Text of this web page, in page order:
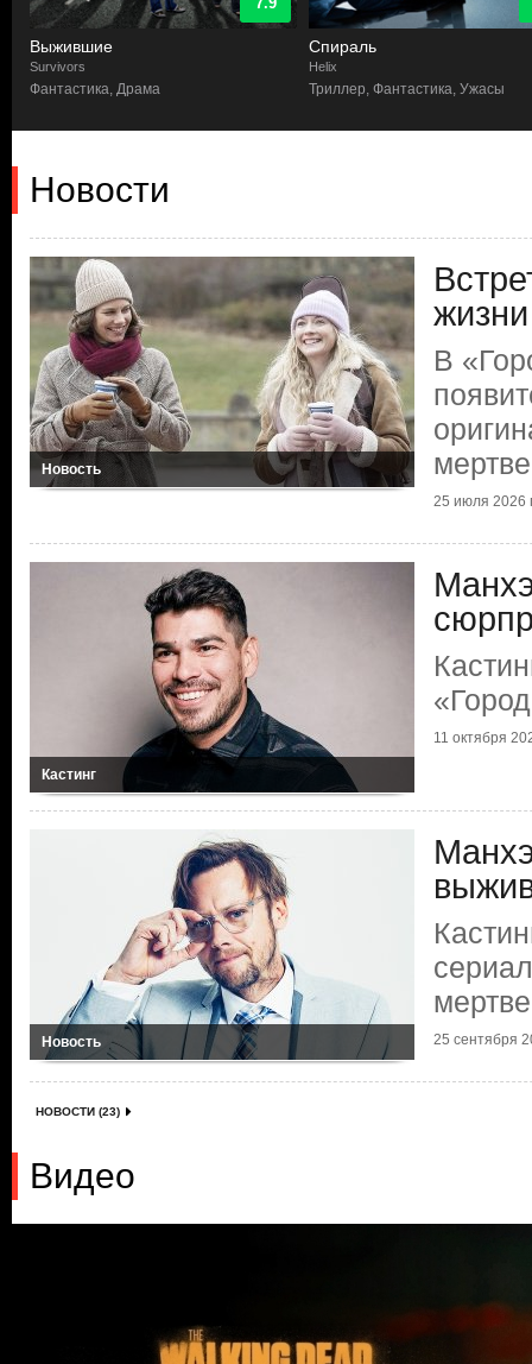
Выжившие
Survivors
Фантастика, Драма
Спираль
Helix
Триллер, Фантастика, Ужасы
Новости
Новость
жизни
В
25 июля 2026
Кастинг
11 октября
Новость 25 сентября
НОВОСТИ (23)
Видео